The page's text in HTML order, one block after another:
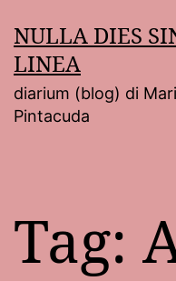
al
contenuto
NULLA DIES
LINEA
diarium (blog) di
Pintacuda
Tag: